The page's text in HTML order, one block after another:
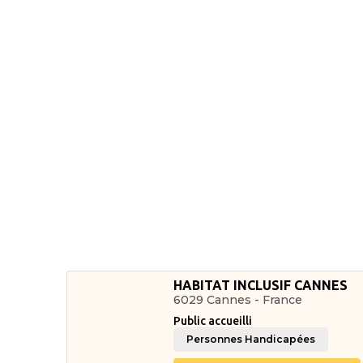
HABITAT INCLUSIF CANNES
6029 Cannes - France
Public accueilli
Personnes Handicapées